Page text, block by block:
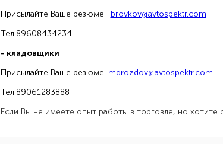
Присылайте Ваше резюме: brovkov@avtospektr.com
Тел.89608434234
- кладовщики
Присылайте Ваше резюме: mdrozdov@avtospektr.com
Тел.89061283888
Если Вы не имеете опыт работы в торговле, но хотите